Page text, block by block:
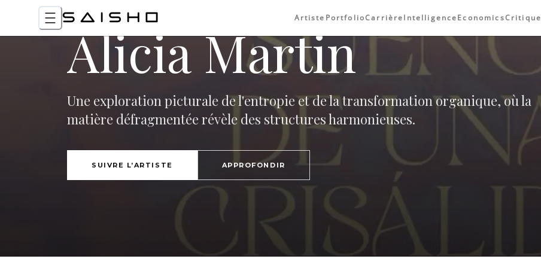
Artiste PortfolioCarrièreIntelligenceEconomicsCritique
Alicia Martin
Une exploration picturale de l'entropie et de la transformation organique, où la
matière défragmentée révèle des structures harmonieuses.
SUIVRE L’ARTISTE APPROFONDIR